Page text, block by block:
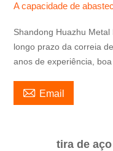
A capacidade de
Shandong Huazhu
longo prazo da correia
anos de experiência,
 Email
tira de